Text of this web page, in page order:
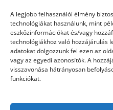
A legjobb felhasználói élmény
technológiákat használunk, mint
eszközinformációkat és/vagy
technológiákhoz való hozzájárulás
adatokat dolgozzunk fel ezen az
vagy az egyedi azonosítók. A
visszavonása hátrányosan
funkciókat.
Szellőztető
Szolgáltatás
Táskák
Utazás
Vásárlás